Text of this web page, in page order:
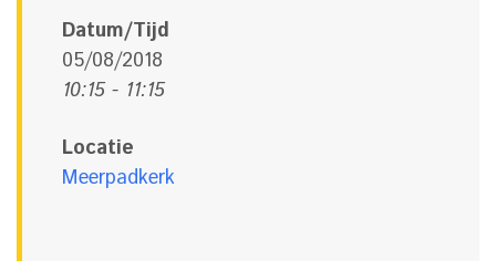
Datum/Tijd
05/08/2018
10:15 - 11:15
Locatie
Meerpadkerk